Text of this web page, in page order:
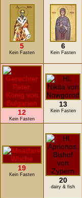
5
Kein Fasten
6
Kein Fasten
12
Kein Fasten
13
Kein Fasten
19
Kein Fasten
20
dairy & fish